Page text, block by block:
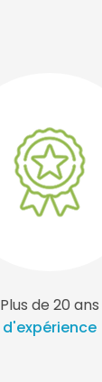
Plus de 20 ans
d'expérience